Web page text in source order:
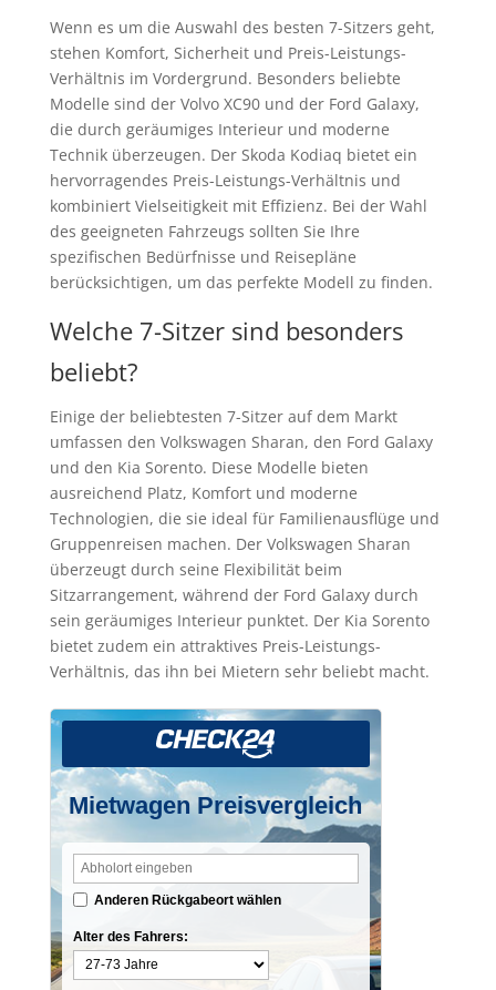
Wenn es um die Auswahl des besten 7-Sitzers geht,
stehen Komfort, Sicherheit und Preis-Leistungs-
Verhältnis im Vordergrund. Besonders beliebte
Modelle sind der Volvo XC90 und der Ford Galaxy,
die durch geräumiges Interieur und moderne
Technik überzeugen. Der Skoda Kodiaq bietet ein
hervorragendes Preis-Leistungs-Verhältnis und
kombiniert Vielseitigkeit mit Effizienz. Bei der Wahl
des geeigneten Fahrzeugs sollten Sie Ihre
spezifischen Bedürfnisse und Reisepläne
berücksichtigen, um das perfekte Modell zu finden.
Welche 7-Sitzer sind besonders
beliebt?
Einige der beliebtesten 7-Sitzer auf dem Markt
umfassen den Volkswagen Sharan, den Ford Galaxy
und den Kia Sorento. Diese Modelle bieten
ausreichend Platz, Komfort und moderne
Technologien, die sie ideal für Familienausflüge und
Gruppenreisen machen. Der Volkswagen Sharan
überzeugt durch seine Flexibilität beim
Sitzarrangement, während der Ford Galaxy durch
sein geräumiges Interieur punktet. Der Kia Sorento
bietet zudem ein attraktives Preis-Leistungs-
Verhältnis, das ihn bei Mietern sehr beliebt macht.
Mietwagen Preisvergleich
Anderen Rückgabeort wählen
Alter des Fahrers: